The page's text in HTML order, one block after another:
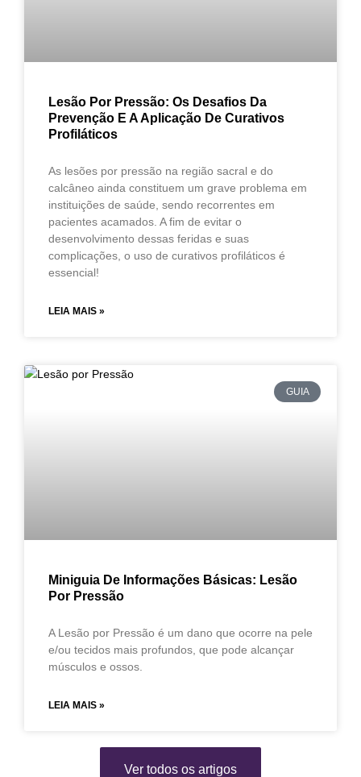
Lesão Por Pressão: Os Desafios Da
Prevenção E A Aplicação De Curativos
Profiláticos
As lesões por pressão na região sacral e do
calcâneo ainda constituem um grave problema em
instituições de saúde, sendo recorrentes em
pacientes acamados. A fim de evitar o
desenvolvimento dessas feridas e suas
complicações, o uso de curativos profiláticos é
essencial!
LEIA MAIS »
GUIA
Miniguia De Informações Básicas: Lesão
Por Pressão
A Lesão por Pressão é um dano que ocorre na pele
e/ou tecidos mais profundos, que pode alcançar
músculos e ossos.
LEIA MAIS »
Ver todos os artigos